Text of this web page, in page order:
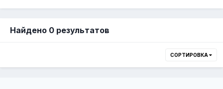
Найдено 0 результатов
СОРТИРОВКА